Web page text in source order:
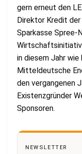
gern erneut den
Direktor Kredit
Sparkasse Spree-
in diesem Jahr wie
Mitteldeutsche
den vergangenen
Existenzgründer
Sponsoren.
NEWSLETTER